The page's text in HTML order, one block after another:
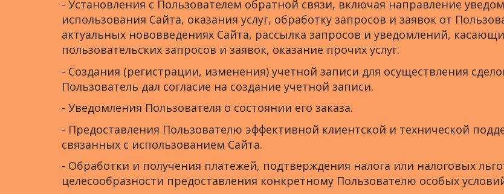
- Установления с Пользователем обратной связи, включая направление
использования Сайта, оказания услуг, обработку запросов и заявок от
актуальных нововведениях Сайта, рассылка запросов и уведомлений,
пользовательских запросов и заявок, оказание прочих услуг.
- Создания (регистрации, изменения) учетной записи для осуществления
Пользователь дал согласие на создание учетной записи.
- Уведомления Пользователя о состоянии его заказа.
- Предоставления Пользователю эффективной клиентской и технической
связанных с использованием Сайта.
- Обработки и получения платежей, подтверждения налога или налоговых
целесообразности предоставления конкретному Пользователю особых